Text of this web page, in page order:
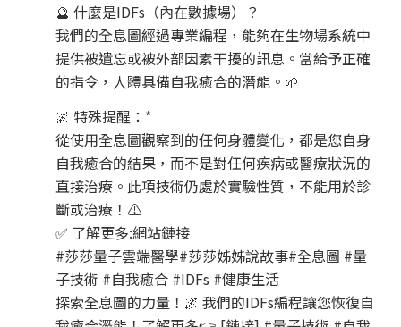
🔮 什麼是IDFs（內在數據場）？
我們的全息圖經過專業編程，能夠在生物場系統中
提供被遺忘或被外部因素干擾的訊息。當給予正確
的指令，人體具備自我癒合的潛能。🌱
🌌 特殊提醒：*
從使用全息圖觀察到的任何身體變化，都是您自身
自我癒合的結果，而不是對任何疾病或醫療狀況的
直接治療。此項技術仍處於實驗性質，不能用於診
斷或治療！⚠️
✅ 了解更多:網站鏈接
#莎莎量子雲端醫學#莎莎姊姊說故事#全息圖 #量
子技術 #自我癒合 #IDFs #健康生活
探索全息圖的力量！🌌 我們的IDFs編程讓您恢復自